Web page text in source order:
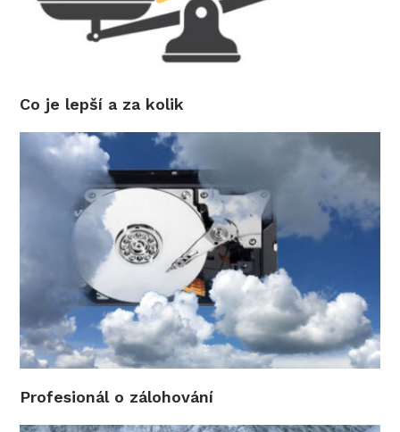
Co je lepší a za kolik
Profesionál o zálohování